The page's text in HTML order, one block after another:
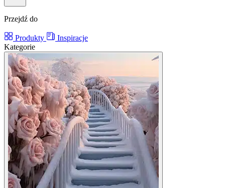
Przejdź do
Produkty
Inspiracje
Kategorie